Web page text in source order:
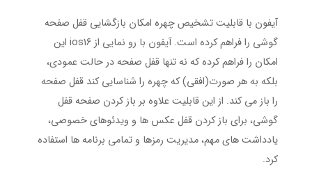
آیفون با قابلیت تشخیص چهره امکان بازگشایی قفل صفحه
گوشی را فراهم کرده است. آیفون با رو نمایی از ios16 این
امکان را فراهم کرده که نه تنها قفل صفحه در حالت عمودی،
بلکه به هر صورت(افقی) که چهره را شناسایی کند قفل صفحه
را باز می کند. از این قابلیت علاوه بر باز کردن صفحه قفل
گوشی، برای باز کردن قفل عکس ها و ویدئوهای خصوصی،
یادداشت های مهم، مدیریت رمزها و تمامی برنامه ها استفاده
کرد.